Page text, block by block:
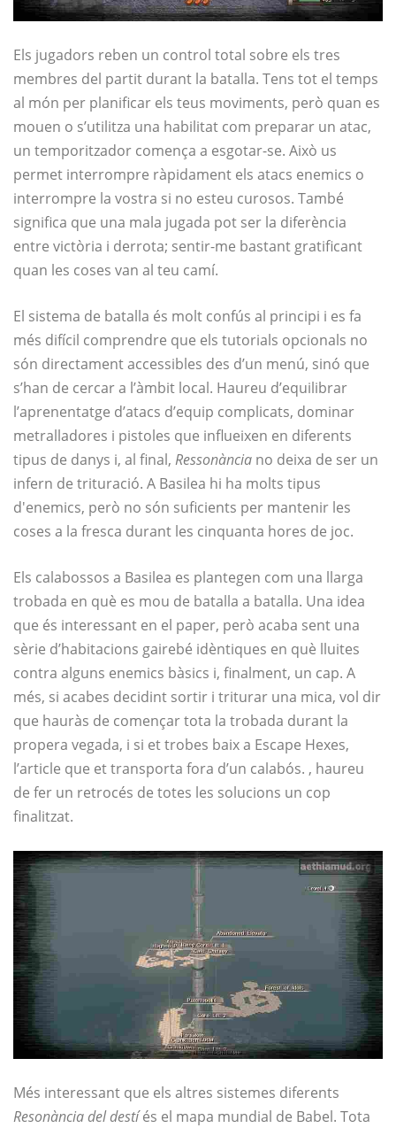
Els jugadors reben un control total sobre els tres
membres del partit durant la batalla. Tens tot el temps
al món per planificar els teus moviments, però quan es
mouen o s’utilitza una habilitat com preparar un atac,
un temporitzador comença a esgotar-se. Això us
permet interrompre ràpidament els atacs enemics o
interrompre la vostra si no esteu curosos. També
significa que una mala jugada pot ser la diferència
entre victòria i derrota; sentir-me bastant gratificant
quan les coses van al teu camí.
El sistema de batalla és molt confús al principi i es fa
més difícil comprendre que els tutorials opcionals no
són directament accessibles des d’un menú, sinó que
s’han de cercar a l’àmbit local. Haureu d’equilibrar
l’aprenentatge d’atacs d’equip complicats, dominar
metralladores i pistoles que influeixen en diferents
tipus de danys i, al final, Ressonància no deixa de ser un
infern de trituració. A Basilea hi ha molts tipus
d'enemics, però no són suficients per mantenir les
coses a la fresca durant les cinquanta hores de joc.
Els calabossos a Basilea es plantegen com una llarga
trobada en què es mou de batalla a batalla. Una idea
que és interessant en el paper, però acaba sent una
sèrie d’habitacions gairebé idèntiques en què lluites
contra alguns enemics bàsics i, finalment, un cap. A
més, si acabes decidint sortir i triturar una mica, vol dir
que hauràs de començar tota la trobada durant la
propera vegada, i si et trobes baix a Escape Hexes,
l’article que et transporta fora d’un calabós. , haureu
de fer un retrocés de totes les solucions un cop
finalitzat.
Més interessant que els altres sistemes diferents
Resonància del destíés el mapa mundial de Babel. Tota